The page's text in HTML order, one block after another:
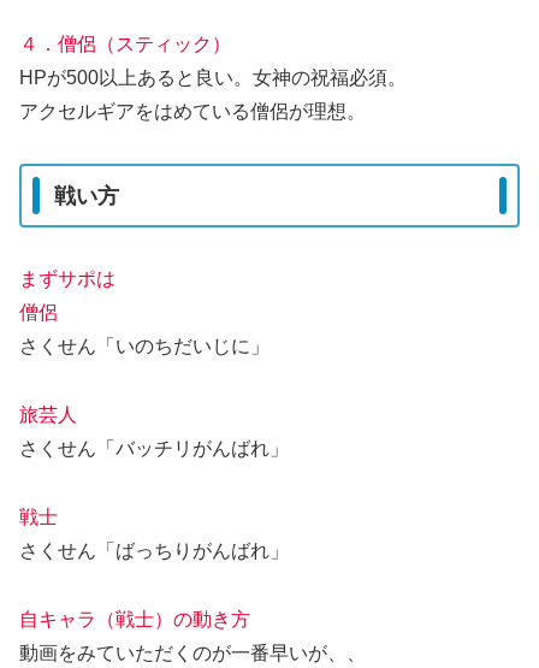
４．僧侶（スティック）
HPが500以上あると良い。女神の祝福必須。
アクセルギアをはめている僧侶が理想。
戦い方
まずサポは
僧侶
さくせん「いのちだいじに」
旅芸人
さくせん「バッチリがんばれ」
戦士
さくせん「ばっちりがんばれ」
自キャラ（戦士）の動き方
動画をみていただくのが一番早いが、、